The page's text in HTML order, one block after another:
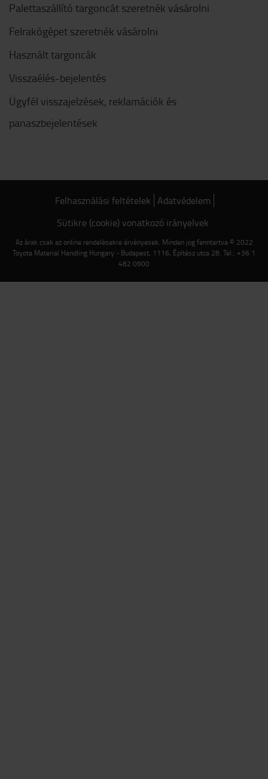
Palettaszállító targoncát szeretnék vásárolni
Felrakógépet szeretnék vásárolni
Használt targoncák
Visszaélés-bejelentés
Ügyfél visszajelzések, reklamációk és
panaszbejelentések
Felhasználási feltételek Adatvédelem
Sütikre (cookie) vonatkozó irányelvek
Az árak csak az online rendelésekre érvényesek. Minden jog fenntartva © 2022
Toyota Material Handling Hungary - Budapest, 1116, Építész utca 28. Tel.: +36 1
482 0900